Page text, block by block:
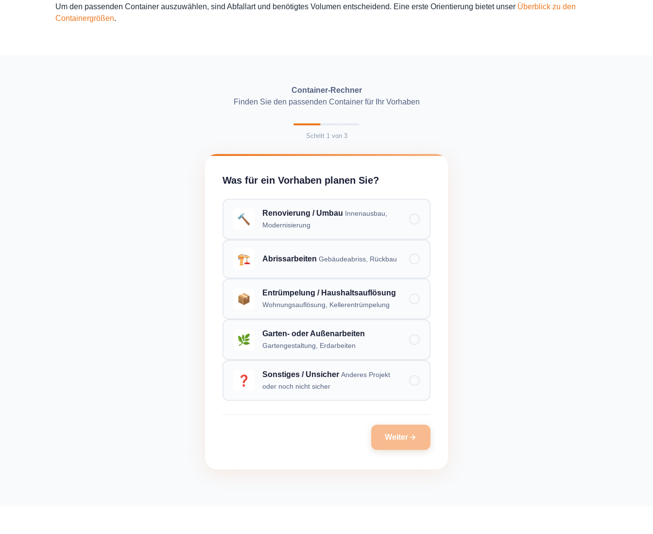
Um den passenden Container auszuwählen, sind Abfallart und benötigtes Volumen entscheidend. Eine erste Orientierung bietet unser Überblick zu den
Containergrößen.
Container-Rechner
Finden Sie den passenden Container für Ihr Vorhaben
Schritt 1von 3
Was für ein Vorhaben planen Sie?
🔨 Renovierung / Umbau
Innenausbau,
Modernisierung
🏗️ Abrissarbeiten Gebäudeabriss, Rückbau
📦 Entrümpelung / Haushaltsauflösung
Wohnungsauflösung, Kellerentrümpelung
🌿 Garten- oder Außenarbeiten
Gartengestaltung, Erdarbeiten
❓ Sonstiges / Unsicher Anderes Projekt
oder noch nicht sicher
Weiter